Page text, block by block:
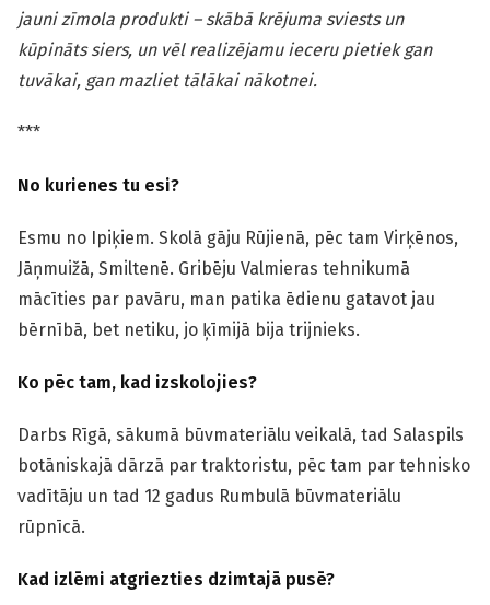
jauni zīmola produkti – skābā krējuma sviests un
kūpināts siers, un vēl realizējamu ieceru pietiek gan
tuvākai, gan mazliet tālākai nākotnei.
***
No kurienes tu esi?
Esmu no Ipiķiem. Skolā gāju Rūjienā, pēc tam Virķēnos,
Jāņmuižā, Smiltenē. Gribēju Valmieras tehnikumā
mācīties par pavāru, man patika ēdienu gatavot jau
bērnībā, bet netiku, jo ķīmijā bija trijnieks.
Ko pēc tam, kad izskolojies?
Darbs Rīgā, sākumā būvmateriālu veikalā, tad Salaspils
botāniskajā dārzā par traktoristu, pēc tam par tehnisko
vadītāju un tad 12 gadus Rumbulā būvmateriālu
rūpnīcā.
Kad izlēmi atgriezties dzimtajā pusē?